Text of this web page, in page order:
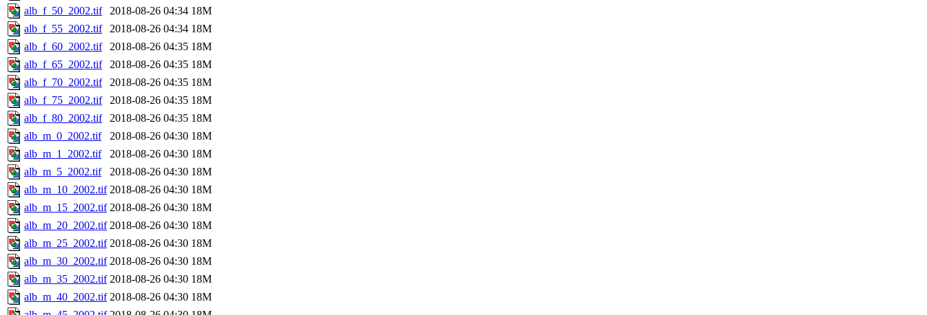
alb_f_50_2002.tif
2018-08-26 04:34 18M
alb_f_55_2002.tif
2018-08-26 04:34 18M
alb_f_60_2002.tif
2018-08-26 04:35 18M
alb_f_65_2002.tif
2018-08-26 04:35 18M
alb_f_70_2002.tif
2018-08-26 04:35 18M
alb_f_75_2002.tif
2018-08-26 04:35 18M
alb_f_80_2002.tif
2018-08-26 04:35 18M
alb_m_0_2002.tif
2018-08-26 04:30 18M
alb_m_1_2002.tif
2018-08-26 04:30 18M
alb_m_5_2002.tif
2018-08-26 04:30 18M
alb_m_10_2002.tif 2018-08-26 04:30 18M
alb_m_15_2002.tif 2018-08-26 04:30 18M
alb_m_20_2002.tif 2018-08-26 04:30 18M
alb_m_25_2002.tif 2018-08-26 04:30 18M
alb_m_30_2002.tif 2018-08-26 04:30 18M
alb_m_35_2002.tif 2018-08-26 04:30 18M
alb_m_40_2002.tif 2018-08-26 04:30 18M